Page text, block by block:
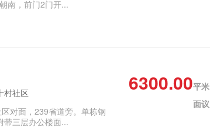
南，前门2门开...
村社区
对面，239省道旁‌‌。单栋钢
带三层办公楼面...
6300.00平米
面议